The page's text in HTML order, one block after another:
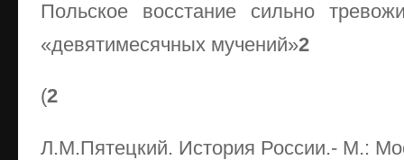
Польское восстание сильно
«девятимесячных мучений»2
(2
Л.М.Пятецкий. История России.- М.: